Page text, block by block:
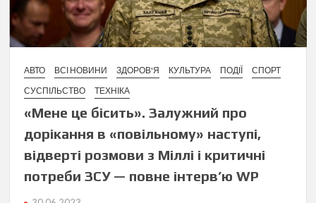
АВТО ВСІ НОВИНИ ЗДОРОВ'Я КУЛЬТУРА ПОДІЇ
СПОРТ
СУСПІЛЬСТВО
ТЕХНІКА
«Мене це бісить». Залужний про
дорікання в «повільному» наступі,
відверті розмови з Міллі і критичні
потреби ЗСУ — повне інтерв’ю WP